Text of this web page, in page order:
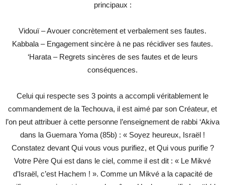
principaux :
Vidouï – Avouer concrètement et verbalement ses fautes.
Kabbala – Engagement sincère à ne pas récidiver ses fautes.
‘Harata – Regrets sincères de ses fautes et de leurs
conséquences.
Celui qui respecte ses 3 points a accompli véritablement le
commandement de la Techouva, il est aimé par son Créateur, et
l’on peut attribuer à cette personne l’enseignement de rabbi ‘Akiva
dans la Guemara Yoma (85b) : « Soyez heureux, Israël !
Constatez devant Qui vous vous purifiez, et Qui vous purifie ?
Votre Père Qui est dans le ciel, comme il est dit : « Le Mikvé
d’Israël, c’est Hachem ! ». Comme un Mikvé a la capacité de